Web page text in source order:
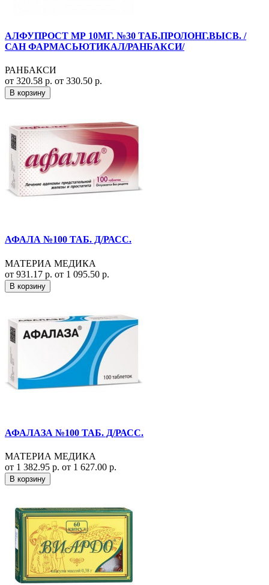
АЛФУПРОСТ МР 10МГ. №30 ТАБ.ПРОЛОНГ.ВЫСВ. /
САН ФАРМАСЬЮТИКАЛ/РАНБАКСИ/
РАНБАКСИ
от 320.58 р. от 330.50 р.
В корзину
АФАЛА №100 ТАБ. Д/РАСС.
МАТЕРИА МЕДИКА
от 931.17 р. от 1 095.50 р.
В корзину
АФАЛАЗА №100 ТАБ. Д/РАСС.
МАТЕРИА МЕДИКА
от 1 382.95 р. от 1 627.00 р.
В корзину